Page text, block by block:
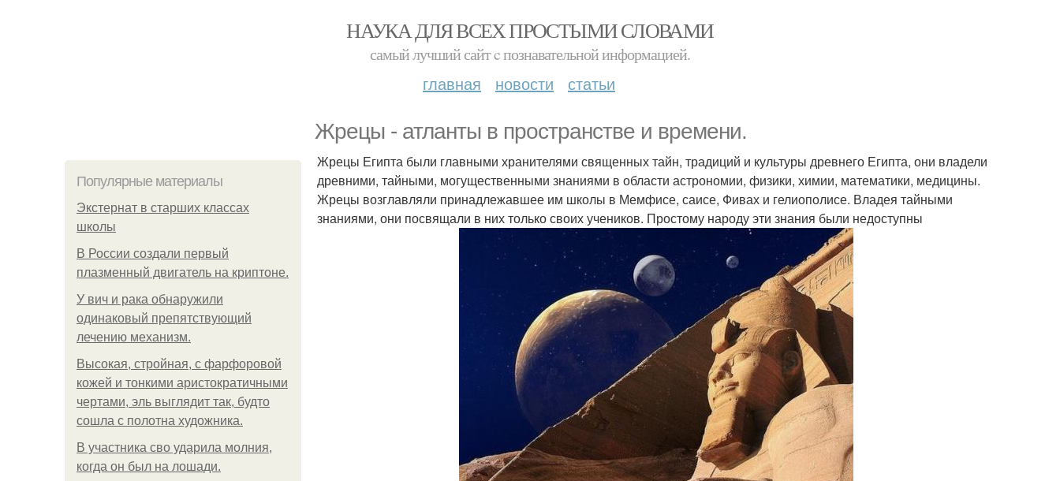
НАУКА ДЛЯ ВСЕХ ПРОСТЫМИ СЛОВАМИ
самый лучший сайт c познавательной информацией.
главная новости статьи
Жрецы - атланты в пространстве и времени.
Популярные материалы
Экстернат в старших классах
школы
В России создали первый
плазменный двигатель на криптоне.
У вич и рака обнаружили
одинаковый препятствующий
лечению механизм.
Высокая, стройная, с фарфоровой
кожей и тонкими аристократичными
чертами, эль выглядит так, будто
сошла с полотна художника.
В участника сво ударила молния,
когда он был на лошади.
Жрецы Египта были главными хранителями священных тайн, традиций и культуры древнего Египта, они владели
древними, тайными, могущественными знаниями в области астрономии, физики, химии, математики, медицины.
Жрецы возглавляли принадлежавшее им школы в Мемфисе, саисе, Фивах и гелиополисе. Владея тайными
знаниями, они посвящали в них только своих учеников. Простому народу эти знания были недоступны